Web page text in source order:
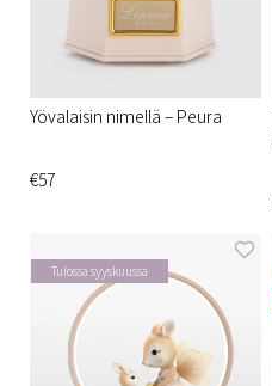
Yövalaisin nimellä – Peura
€57
Tulossa syyskuussa